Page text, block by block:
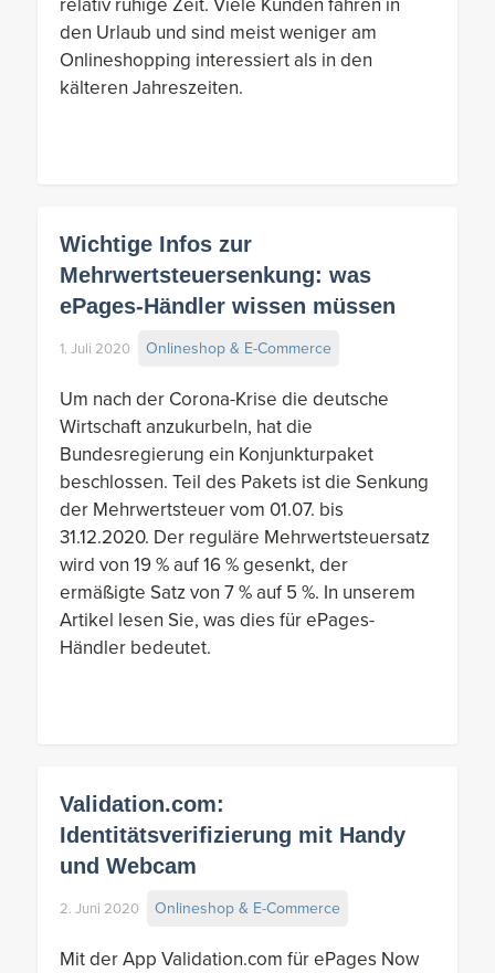
relativ ruhige Zeit. Viele Kunden fahren in
den Urlaub und sind meist weniger am
Onlineshopping interessiert als in den
kälteren Jahreszeiten.
Wichtige Infos zur
Mehrwertsteuersenkung: was
ePages-Händler wissen müssen
1. Juli 2020 Onlineshop & E-Commerce
Um nach der Corona-Krise die deutsche
Wirtschaft anzukurbeln, hat die
Bundesregierung ein Konjunkturpaket
beschlossen. Teil des Pakets ist die Senkung
der Mehrwertsteuer vom 01.07. bis
31.12.2020. Der reguläre Mehrwertsteuersatz
wird von 19 % auf 16 % gesenkt, der
ermäßigte Satz von 7 % auf 5 %. In unserem
Artikel lesen Sie, was dies für ePages-
Händler bedeutet.
Validation.com:
Identitätsverifizierung mit Handy
und Webcam
2. Juni 2020 Onlineshop & E-Commerce
Mit der App Validation.com für ePages Now